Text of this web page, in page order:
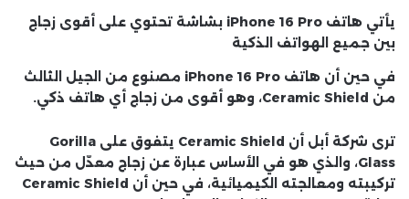
يأتي هاتف iPhone 16 Pro بشاشة تحتوي على أقوى زجاج
بين جميع الهواتف الذكية
في حين أن هاتف iPhone 16 Pro مصنوع من الجيل الثالث
من Ceramic Shield، وهو أقوى من زجاج أي هاتف ذكي.
ترى شركة أبل أن Ceramic Shield يتفوق على Gorilla
Glass، والذي هو في الأساس عبارة عن زجاج معدّل من حيث
تركيبته ومعالجته الكيميائية، في حين أن Ceramic Shield